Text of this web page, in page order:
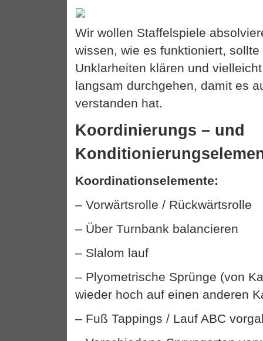
Wir wollen Staffelspiele
wissen, wie es funktioniert,
Unklarheiten klären und
langsam durchgehen, damit es
verstanden hat.
Koordinierungs – und
Koordinationselemente:
– Vorwärtsrolle / Rückwärtsrolle
– Über Turnbank balancieren
– Slalom lauf
– Plyometrische Sprünge (von
wieder hoch auf einen anderen
– Fuß Tappings / Lauf ABC